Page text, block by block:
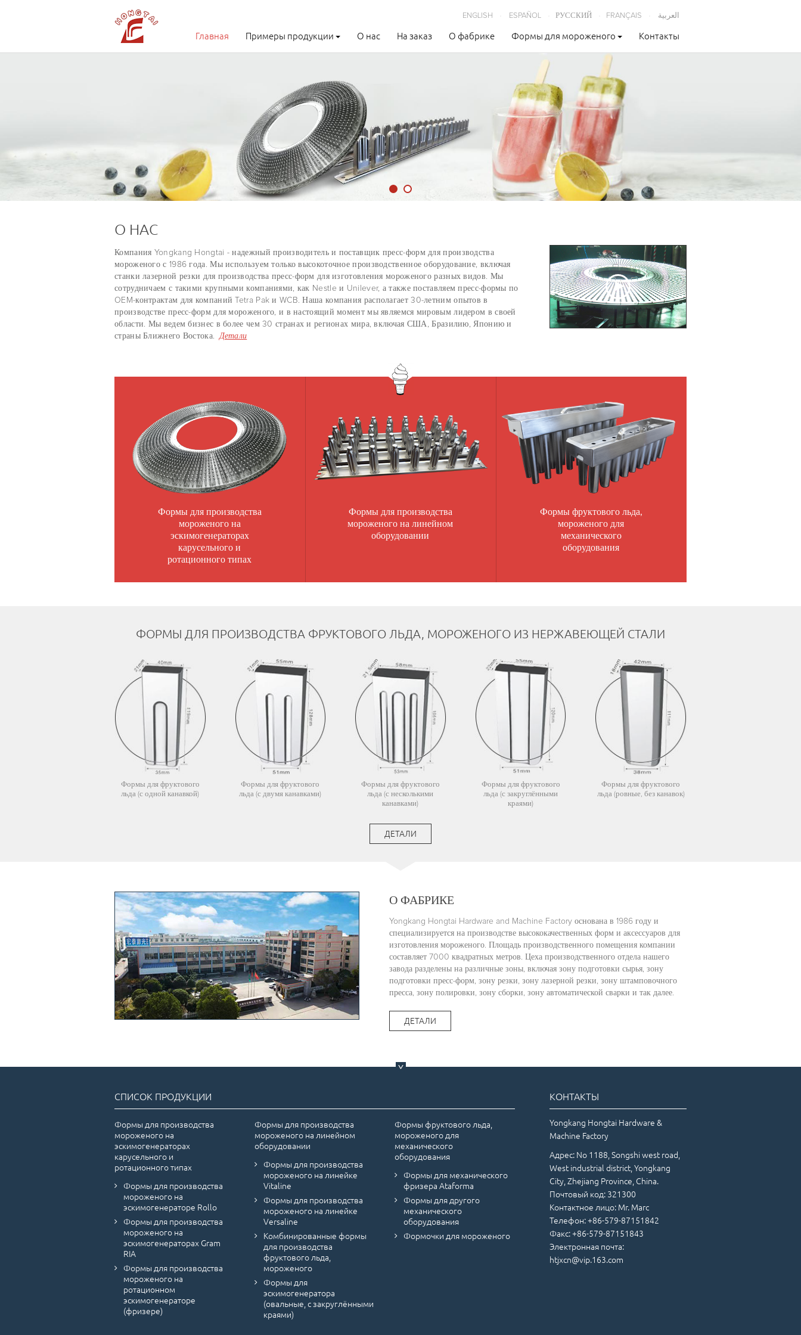
ENGLISH ESPAÑOL РУССКИЙ FRANÇAIS العربية
Главная Примеры продукции О нас На заказ О фабрике Формы для мороженого Контакты
Глобальный поставщик Unilever и Nestle
40-летний опыт производства форм для мороженого
О НАС
Компания Yongkang Hongtai - надежный производитель и поставщик пресс-форм для производства
мороженого с 1986 года. Мы используем только высокоточное производственное оборудование, включая
станки лазерной резки для производства пресс-форм для изготовления мороженого разных видов. Мы
сотрудничаем с такими крупными компаниями, как Nestle и Unilever, а также поставляем пресс-формы по
OEM-контрактам для компаний Tetra Pak и WCB. Наша компания располагает 30-летним опытов в
производстве пресс-форм для мороженого, и в настоящий момент мы являемся мировым лидером в своей
области. Мы ведем бизнес в более чем 30 странах и регионах мира, включая США, Бразилию, Японию и
страны Ближнего Востока.
Детали
Формы для производства
мороженого на
эскимогенераторах
карусельного и
ротационного типах
Формы для производства
мороженого на линейном
оборудовании
Формы фруктового льда,
мороженого для
механического
оборудования
ФОРМЫ ДЛЯ ПРОИЗВОДСТВА ФРУКТОВОГО ЛЬДА, МОРОЖЕНОГО ИЗ НЕРЖАВЕЮЩЕЙ СТАЛИ
Формы для фруктового
льда (с одной канавкой)
Формы для фруктового
льда (с двумя канавками)
Формы для фруктового
льда (с несколькими
канавками)
Формы для фруктового
льда (с закруглёнными
краями)
Формы для фруктового
льда (ровные, без канавок)
ДЕТАЛИ
О ФАБРИКЕ
Yongkang Hongtai Hardware and Machine Factory основана в 1986 году и
специализируется на производстве высококачественных форм и аксессуаров для
изготовления мороженого. Площадь производственного помещения компании
составляет 7000 квадратных метров. Цеха производственного отдела нашего
завода разделены на различные зоны, включая зону подготовки сырья, зону
подготовки пресс-форм, зону резки, зону лазерной резки, зону штамповочного
пресса, зону полировки, зону сборки, зону автоматической сварки и так далее.
ДЕТАЛИ
СПИСОК ПРОДУКЦИИ
Формы для производства
мороженого на
эскимогенераторах
карусельного и
ротационного типах
Формы для производства
мороженого на
эскимогенераторе Rollo
Формы для производства
мороженого на
эскимогенераторах Gram
RIA
Формы для производства
мороженого на
ротационном
эскимогенераторе
(фризере)
Формы для производства
мороженого на линейном
оборудовании
Формы для производства
мороженого на линейке
Vitaline
Формы для производства
мороженого на линейке
Versaline
Комбинированные формы
для производства
фруктового льда,
мороженого
Формы для
эскимогенератора
(овальные, с закруглёнными
краями)
Формы фруктового льда,
мороженого для
механического
оборудования
Формы для механического
фризера Ataforma
Формы для другого
механического
оборудования
Формочки для мороженого
КОНТАКТЫ
Yongkang Hongtai Hardware &
Machine Factory
Адрес: No 1188, Songshi west road,
West industrial district, Yongkang
City, Zhejiang Province, China.
Почтовый код: 321300
Контактное лицо: Mr. Marc
Телефон:+86-579-87151842
Факс: +86-579-87151843
Электронная почта:
htjxcn@vip.163.com